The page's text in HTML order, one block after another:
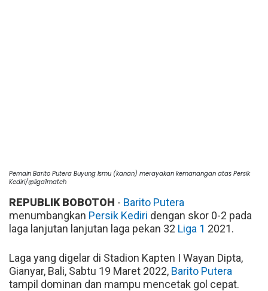
Pemain Barito Putera Buyung Ismu (kanan) merayakan kemanangan atas Persik
Kediri/@liga1match
REPUBLIK BOBOTOH - Barito Putera
menumbangkan Persik Kediri dengan skor 0-2 pada
laga lanjutan lanjutan laga pekan 32 Liga 1 2021.
Laga yang digelar di Stadion Kapten I Wayan Dipta,
Gianyar, Bali, Sabtu 19 Maret 2022, Barito Putera
tampil dominan dan mampu mencetak gol cepat.